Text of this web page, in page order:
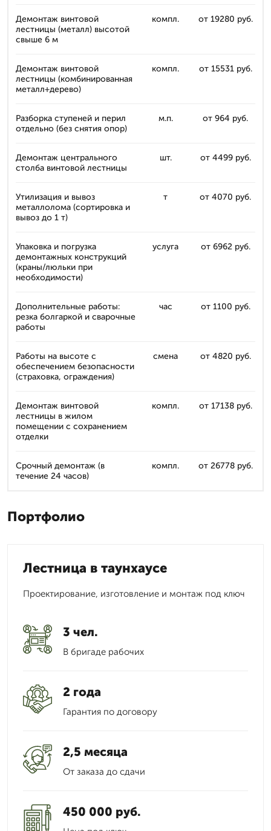
Демонтаж винтовой
лестницы (металл) высотой
свыше 6 м
компл. от 19280 руб.
Демонтаж винтовой
лестницы (комбинированная
металл+дерево)
компл. от 15531 руб.
Разборка ступеней и перил
отдельно (без снятия опор)
м.п. от 964 руб.
Демонтаж центрального
столба винтовой лестницы
шт. от 4499 руб.
Утилизация и вывоз
металлолома (сортировка и
вывоз до 1 т)
т от 4070 руб.
Упаковка и погрузка
демонтажных конструкций
(краны/люльки при
необходимости)
услуга от 6962 руб.
Дополнительные работы:
резка болгаркой и сварочные
работы
час от 1100 руб.
Работы на высоте с
обеспечением безопасности
(страховка, ограждения)
смена от 4820 руб.
Демонтаж винтовой
лестницы в жилом
помещении с сохранением
отделки
компл. от 17138 руб.
Срочный демонтаж (в
течение 24 часов)
компл. от 26778 руб.
Портфолио
Лестница в таунхаусе
Проектирование, изготовление и монтаж под ключ
3 чел.
В бригаде рабочих
2 года
Гарантия по договору
2,5 месяца
От заказа до сдачи
450 000 руб.